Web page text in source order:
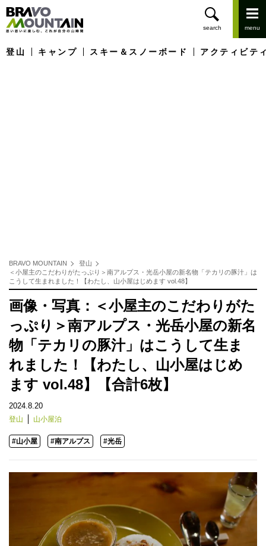
登山 キャンプ スキー＆スノーボード アクティビテ
BRAVO MOUNTAIN
登山
＜小屋主のこだわりがたっぷり＞南アルプス・光岳小屋の新名物「テカリの豚汁」は
こうして生まれました！【わたし、山小屋はじめます vol.48】
画像・写真：＜小屋主のこだわりがた
っぷり＞南アルプス・光岳小屋の新名
物「テカリの豚汁」はこうして生ま
れました！【わたし、山小屋はじめ
ます vol.48】【合計6枚】
2024.8.20
登山 山小屋泊
#山小屋 #南アルプス #光岳